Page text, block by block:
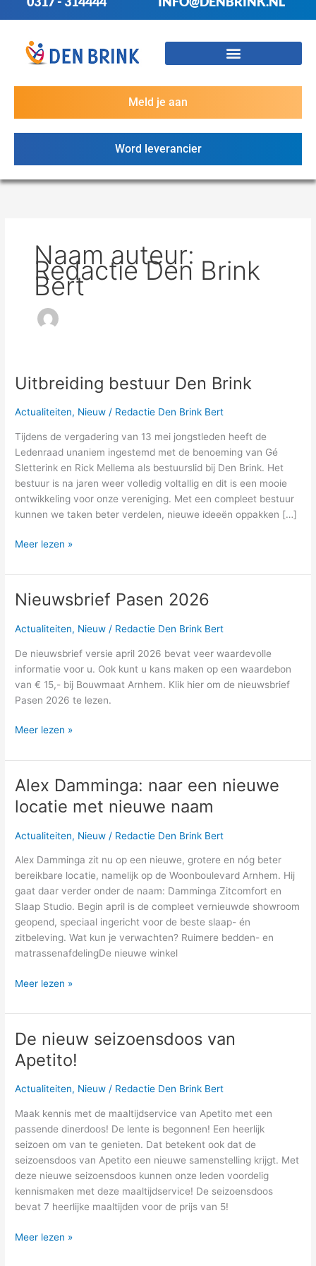
Meld je aan
Word leverancier
Naam auteur:
Redactie Den Brink
Bert
Uitbreiding bestuur Den Brink
Actualiteiten, Nieuw / Redactie Den Brink Bert
Tijdens de vergadering van 13 mei jongstleden heeft de
Ledenraad unaniem ingestemd met de benoeming van Gé
Sletterink en Rick Mellema als bestuurslid bij Den Brink. Het
bestuur is na jaren weer volledig voltallig en dit is een mooie
ontwikkeling voor onze vereniging. Met een compleet bestuur
kunnen we taken beter verdelen, nieuwe ideeën oppakken […]
Uitbreiding
Den
Meer lezen »
Nieuwsbrief Pasen 2026
Actualiteiten, Nieuw / Redactie Den Brink Bert
De nieuwsbrief versie april 2026 bevat veer waardevolle
informatie voor u. Ook kunt u kans maken op een waardebon
van € 15,- bij Bouwmaat Arnhem. Klik hier om de nieuwsbrief
Pasen 2026 te lezen.
Nieuwsbrief
2026
Meer lezen »
Alex Damminga: naar een nieuwe
locatie met nieuwe naam
Actualiteiten, Nieuw / Redactie Den Brink Bert
Alex Damminga zit nu op een nieuwe, grotere en nóg beter
bereikbare locatie, namelijk op de Woonboulevard Arnhem. Hij
gaat daar verder onder de naam: Damminga Zitcomfort en
Slaap Studio. Begin april is de compleet vernieuwde showroom
geopend, speciaal ingericht voor de beste slaap- én
zitbeleving. Wat kun je verwachten? Ruimere bedden- en
matrassenafdelingDe nieuwe winkel
Alex
Damminga:
naar
locatie
met
nieuwe
naam
Meer lezen »
De nieuw seizoensdoos van
Apetito!
Actualiteiten, Nieuw / Redactie Den Brink Bert
Maak kennis met de maaltijdservice van Apetito met een
passende dinerdoos! De lente is begonnen! Een heerlijk
seizoen om van te genieten. Dat betekent ook dat de
seizoensdoos van Apetito een nieuwe samenstelling krijgt. Met
deze nieuwe seizoensdoos kunnen onze leden voordelig
kennismaken met deze maaltijdservice! De seizoensdoos
bevat 7 heerlijke maaltijden voor de prijs van 5!
De
nieuw
seizoensdoos
Meer lezen »